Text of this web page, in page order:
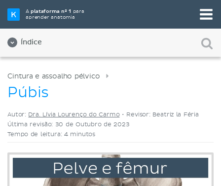
Aplataforma nº 1 para
aprender anatomia
Índice
Selecione a sua ferramenta de estudo favorita
Videoaulas
Cintura e assoalho pélvico
Púbis
Autor: Dra. Lívia Lourenço do Carmo• Revisor: Beatriz la Féria
Última revisão: 30 de Outubro de 2023
Tempo de leitura: 4 minutos